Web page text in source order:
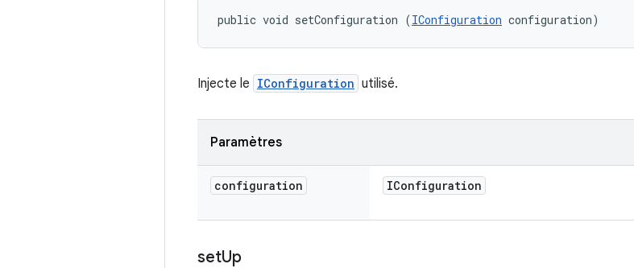
public void setConfiguration (IConfiguration configuration)
Injecte le IConfiguration utilisé.
Paramètres
configuration IConfiguration
setUp